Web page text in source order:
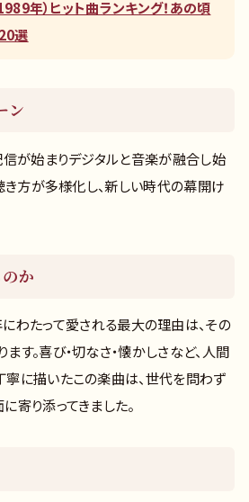
年）ヒット曲ランキング！あの頃
選
ン
信が始まりデジタルと音楽が融合し始
方が多様化し、新しい時代の幕開け
か
わたって愛される最大の理由は、その
す。喜び・切なさ・懐かしさなど、人間
に描いたこの楽曲は、世代を問わず
寄り添ってきました。